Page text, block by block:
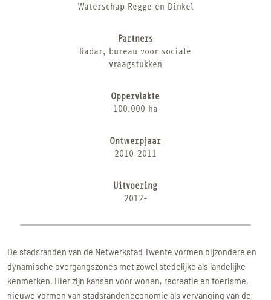
Waterschap Regge en Dinkel
Partners
Radar, bureau voor sociale
vraagstukken
Oppervlakte
100.000 ha
Ontwerpjaar
2010-2011
Uitvoering
2012-
De stadsranden van de Netwerkstad Twente vormen bijzondere en
dynamische overgangszones met zowel stedelijke als landelijke
kenmerken. Hier zijn kansen voor wonen, recreatie en toerisme,
nieuwe vormen van stadsrandeneconomie als vervanging van de